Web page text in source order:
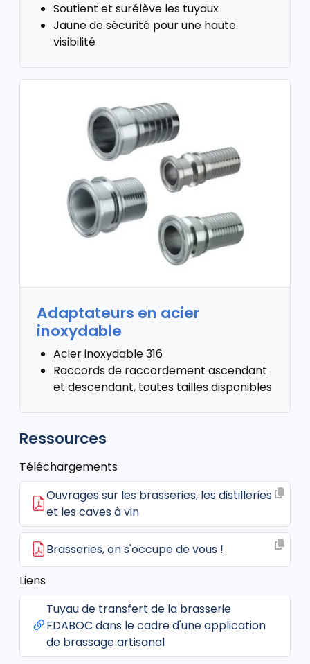
Soutient et surélève les tuyaux
Jaune de sécurité pour une haute
visibilité
Adaptateurs en acier
inoxydable
Acier inoxydable 316
Raccords de raccordement ascendant
et descendant, toutes tailles disponibles
Ressources
Téléchargements
Ouvrages sur les brasseries, les distilleries
et les caves à vin
Brasseries, on s'occupe de vous !
Liens
Tuyau de transfert de la brasserie
FDABOC dans le cadre d'une application
de brassage artisanal